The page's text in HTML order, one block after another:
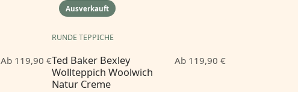
Ab 119,90 €
Ausverkauft
RUNDE TEPPICHE
Ted Baker Bexley
Wollteppich Woolwich
Natur Creme
Ab 119,90 €